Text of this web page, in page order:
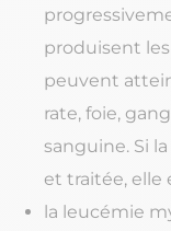
produisent
peuvent
rate, foie,
sanguine. Si
et traitée,
la leucémie